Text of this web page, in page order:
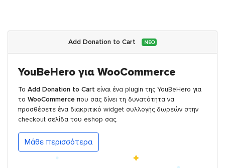
Add Donation to Cart ΝΕΟ
YouBeHero για WooCommerce
Το Add Donation to Cart είναι ένα plugin της YouBeHero για
το WooCommerce που σας δίνει τη δυνατότητα να
προσθέσετε ένα διακριτικό widget συλλογής δωρεών στην
checkout σελίδα του eshop σας.
Μάθε περισσότερα